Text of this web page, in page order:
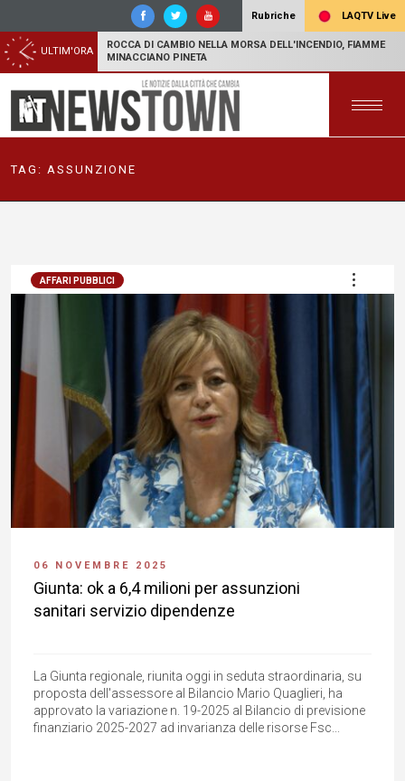
Rubriche LAQTV Live
ULTIM'ORA
ROCCA DI CAMBIO NELLA MORSA DELL'INCENDIO, FIAMME
MINACCIANO PINETA
TAG: ASSUNZIONE
AFFARI PUBBLICI
06 NOVEMBRE 2025
Giunta: ok a 6,4 milioni per assunzioni
sanitari servizio dipendenze
La Giunta regionale, riunita oggi in seduta straordinaria, su
proposta dell'assessore al Bilancio Mario Quaglieri, ha
approvato la variazione n. 19-2025 al Bilancio di previsione
finanziario 2025-2027 ad invarianza delle risorse Fsc...